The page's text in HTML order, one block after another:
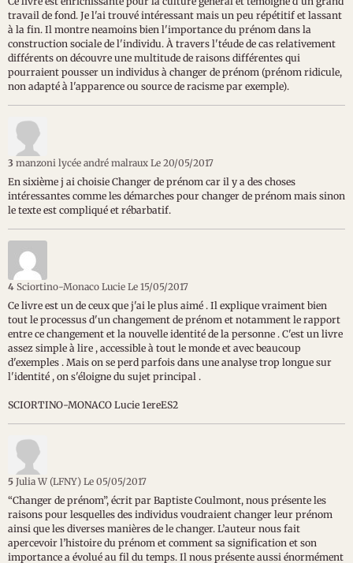
travail de fond. Je l'ai trouvé intéressant mais un peu répétitif et lassant
à la fin. Il montre neamoins bien l'importance du prénom dans la
construction sociale de l'individu. À travers l'téude de cas relativement
différents on découvre une multitude de raisons différentes qui
pourraient pousser un individus à changer de prénom (prénom ridicule,
non adapté à l'apparence ou source de racisme par exemple).
3 manzoni lycée andré malraux Le 20/05/2017
En sixième j ai choisie Changer de prénom car il y a des choses
intéressantes comme les démarches pour changer de prénom mais sinon
le texte est compliqué et rébarbatif.
4 Sciortino-Monaco Lucie Le 15/05/2017
Ce livre est un de ceux que j'ai le plus aimé . Il explique vraiment bien
tout le processus d'un changement de prénom et notamment le rapport
entre ce changement et la nouvelle identité de la personne . C'est un livre
assez simple à lire , accessible à tout le monde et avec beaucoup
d'exemples . Mais on se perd parfois dans une analyse trop longue sur
l'identité , on s'éloigne du sujet principal .
SCIORTINO-MONACO Lucie 1ereES2
5 Julia W (LFNY) Le 05/05/2017
“Changer de prénom”, écrit par Baptiste Coulmont, nous présente les
raisons pour lesquelles des individus voudraient changer leur prénom
ainsi que les diverses manières de le changer. L’auteur nous fait
apercevoir l’histoire du prénom et comment sa signification et son
importance a évolué au fil du temps. Il nous présente aussi énormément